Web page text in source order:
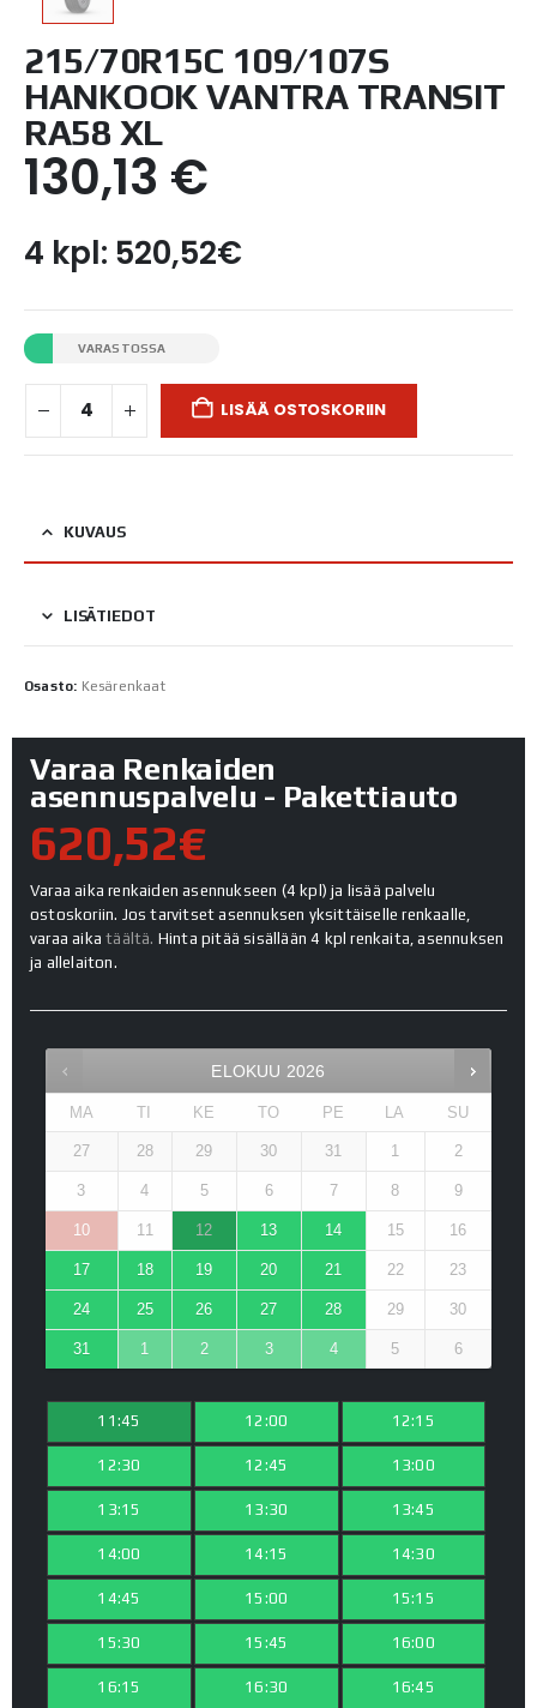
215/70R15C 109/107S
HANKOOK VANTRA TRANSIT
RA58 XL
130,13 €
4 kpl: 520,52€
VARASTOSSA
LISÄÄ OSTOSKORIIN
KUVAUS
LISÄTIEDOT
Osasto: Kesärenkaat
Varaa Renkaiden
asennuspalvelu - Pakettiauto
620,52€
Varaa aika renkaiden asennukseen (4 kpl) ja lisää palvelu
ostoskoriin. Jos tarvitset asennuksen yksittäiselle renkaalle,
varaa aikatäältä. Hinta pitää sisällään 4 kpl renkaita, asennuksen
ja allelaiton.
ELOKUU 2026
MA TI KE TO PE LA SU
27 28 29 30 31 1 2
3 4 5 6 7 8 9
10 11 12 13 14 15 16
17 18 19 20 21 22 23
24 25 26 27 28 29 30
31 1 2 3 4 5 6
11:45 12:00 12:15
12:30 12:45 13:00
13:15 13:30 13:45
14:00 14:15 14:30
14:45 15:00 15:15
15:30 15:45 16:00
16:15 16:30 16:45